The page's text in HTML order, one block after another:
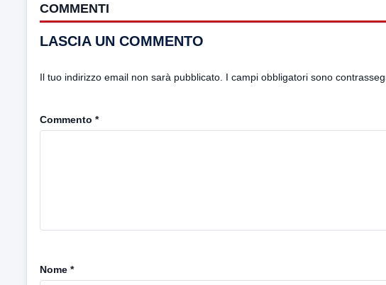
COMMENTI
LASCIA UN COMMENTO
Il tuo indirizzo email non sarà pubblicato. I campi obbligatori sono
Commento *
Nome *